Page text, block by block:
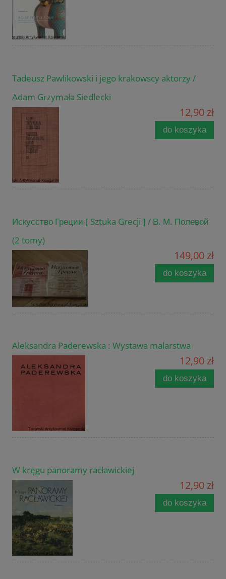
Tadeusz Pawlikowski i jego krakowscy aktorzy /
Adam Grzymała Siedlecki
12,90 zł
do koszyka
Искусство Греции [ Sztuka Grecji ] / В. М. Полевой
(2 tomy)
149,00 zł
do koszyka
Aleksandra Paderewska : Wystawa malarstwa
12,90 zł
do koszyka
W kręgu panoramy racławickiej
12,90 zł
do koszyka